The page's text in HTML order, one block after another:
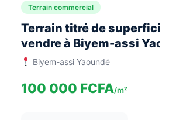
Terrain commercial
Terrain titré de superficie
vendre à Biyem-assi
Biyem-assi Yaoundé
100 000 FCFA/m²